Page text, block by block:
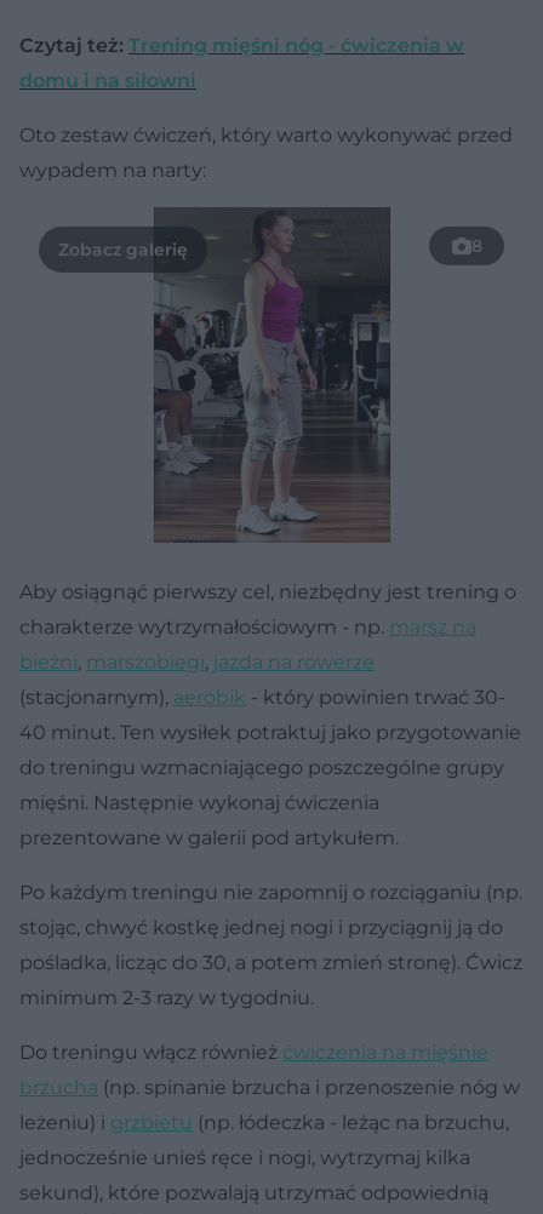
Czytaj też: Trening mięśni nóg - ćwiczenia w
domu i na siłowni
Oto zestaw ćwiczeń, który warto wykonywać przed
wypadem na narty:
8
Aby osiągnąć pierwszy cel, niezbędny jest trening o
charakterze wytrzymałościowym - np. marsz na
bieżni, marszobiegi, jazda na rowerze
(stacjonarnym), aerobik - który powinien trwać 30-
40 minut. Ten wysiłek potraktuj jako przygotowanie
do treningu wzmacniającego poszczególne grupy
mięśni. Następnie wykonaj ćwiczenia
prezentowane w galerii pod artykułem.
Po każdym treningu nie zapomnij o rozciąganiu (np.
stojąc, chwyć kostkę jednej nogi i przyciągnij ją do
pośladka, licząc do 30, a potem zmień stronę). Ćwicz
minimum 2-3 razy w tygodniu.
Do treningu włącz również ćwiczenia na mięśnie
brzucha (np. spinanie brzucha i przenoszenie nóg w
leżeniu) i grzbietu (np. łódeczka - leżąc na brzuchu,
jednocześnie unieś ręce i nogi, wytrzymaj kilka
sekund), które pozwalają utrzymać odpowiednią